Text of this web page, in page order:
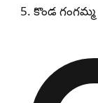
కొండ